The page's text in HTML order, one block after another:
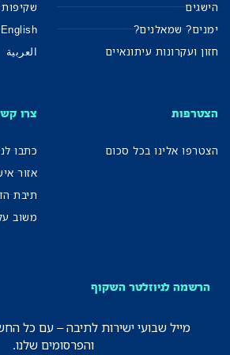
הישגים
ימנים? שמאלנים?
חזון ועקרונות עיתונאיים
English
العربية
הצטרפות
הצטרפו אלינו בכל סכום
צרו
כתבו
אזור
תיבת
משוב
הרשמה לניוזלטר השקוף
מייל שבועי ישירות לתיבה – עם כל
והפרסומים שלנו.